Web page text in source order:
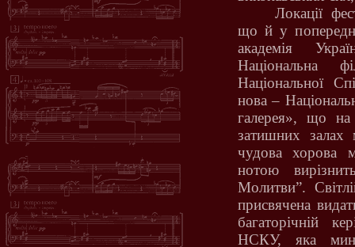
Локації
що й у
академія
Національна
Національної
нова –
галерея», що
затишних залах
чудова хорова
нотою
Молитви”.
присвячена
багаторічній
НСКУ, яка